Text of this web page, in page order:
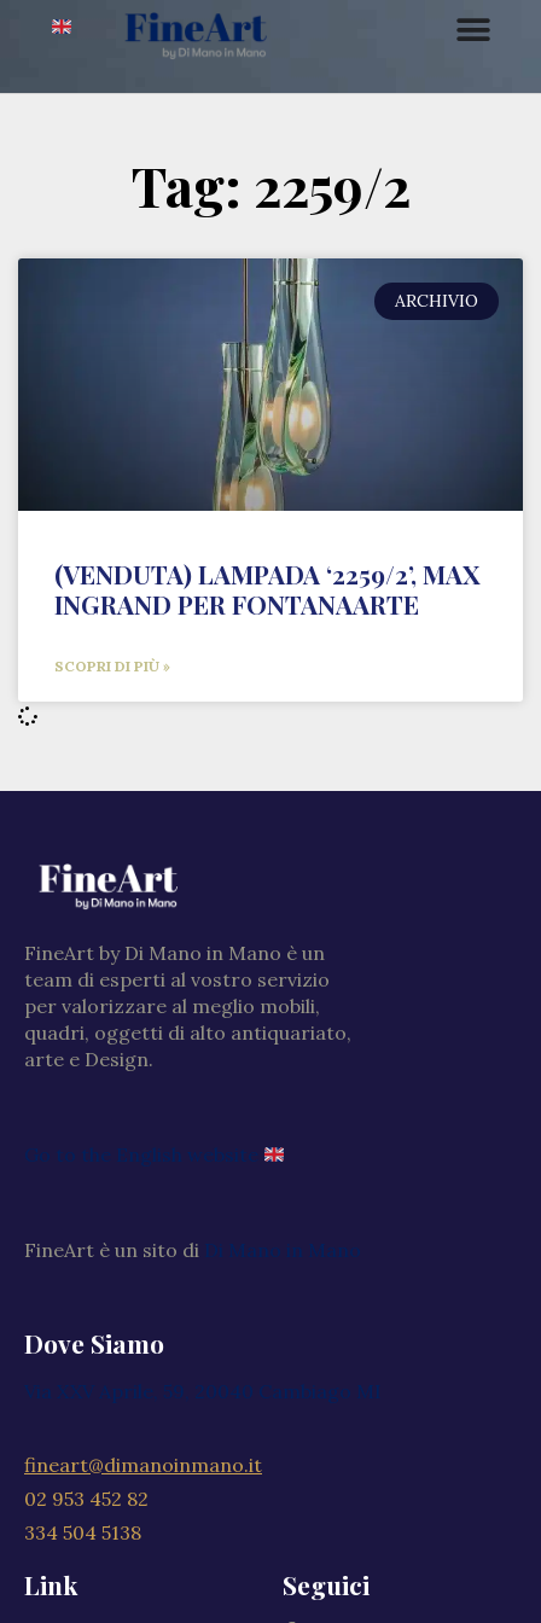
Tag: 2259/2
ARCHIVIO
(VENDUTA) LAMPADA ‘2259/2’, MAX
INGRAND PER FONTANAARTE
SCOPRI DI PIÙ »
FineArt by Di Mano in Mano è un
team di esperti al vostro servizio
per valorizzare al meglio mobili,
quadri, oggetti di alto antiquariato,
arte e Design.
Go to the English website
FineArt è un sito di Di Mano in Mano
Dove Siamo
Via XXV Aprile, 59, 20040 Cambiago MI
fineart@dimanoinmano.it
02 953 452 82
334 504 5138
Link Seguici